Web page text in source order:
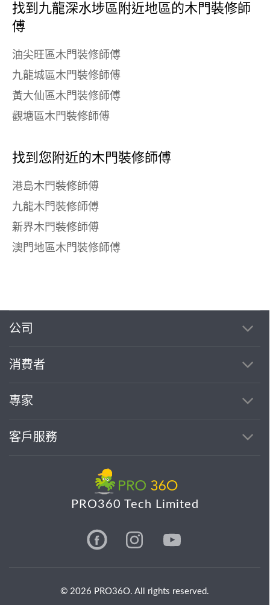
找到九龍深水埗區附近地區的木門裝修師
傅
油尖旺區木門裝修師傅
九龍城區木門裝修師傅
黃大仙區木門裝修師傅
觀塘區木門裝修師傅
找到您附近的木門裝修師傅
港島木門裝修師傅
九龍木門裝修師傅
新界木門裝修師傅
澳門地區木門裝修師傅
公司
消費者
專家
客戶服務
PRO360 Tech Limited
© 2026 PRO36O. All rights reserved.